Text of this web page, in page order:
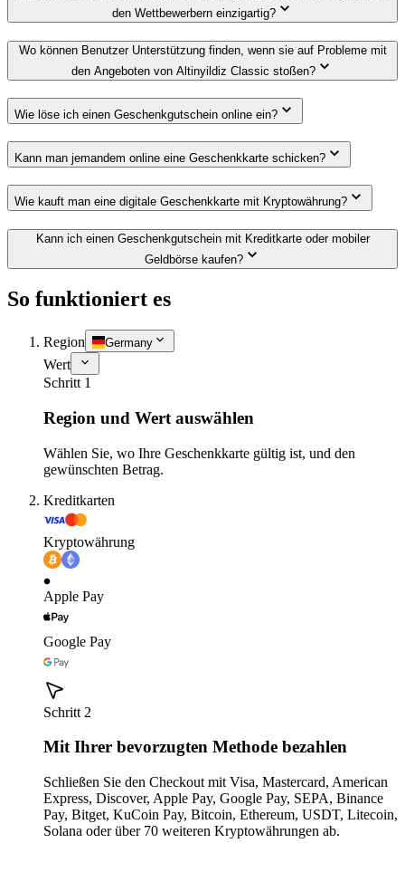
den Wettbewerbern einzigartig?
Wo können Benutzer Unterstützung finden, wenn sie auf Probleme mit
den Angeboten von Altinyildiz Classic stoßen?
Wie löse ich einen Geschenkgutschein online ein?
Kann man jemandem online eine Geschenkkarte schicken?
Wie kauft man eine digitale Geschenkkarte mit Kryptowährung?
Kann ich einen Geschenkgutschein mit Kreditkarte oder mobiler
Geldbörse kaufen?
So funktioniert es
Region Germany
Wert
Schritt 1
Region und Wert auswählen
Wählen Sie, wo Ihre Geschenkkarte gültig ist, und den
gewünschten Betrag.
Kreditkarten
Kryptowährung
Apple Pay
Google Pay
Schritt 2
Mit Ihrer bevorzugten Methode bezahlen
Schließen Sie den Checkout mit Visa, Mastercard, American
Express, Discover, Apple Pay, Google Pay, SEPA, Binance
Pay, Bitget, KuCoin Pay, Bitcoin, Ethereum, USDT, Litecoin,
Solana oder über 70 weiteren Kryptowährungen ab.